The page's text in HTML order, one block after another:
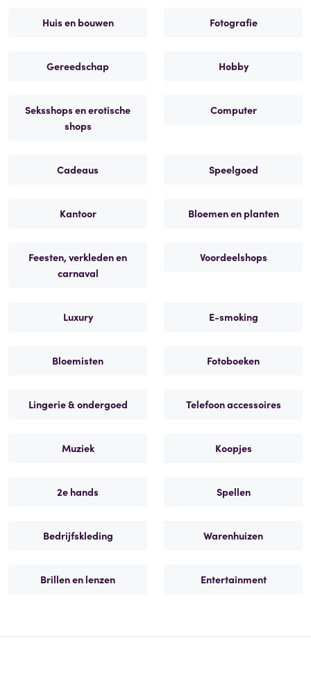
Huis en bouwen Fotografie
Gereedschap Hobby
Seksshops en erotische
shops
Computer
Cadeaus Speelgoed
Kantoor Bloemen en planten
Feesten, verkleden en
carnaval
Voordeelshops
Luxury E-smoking
Bloemisten Fotoboeken
Lingerie & ondergoed Telefoon accessoires
Muziek Koopjes
2e hands Spellen
Bedrijfskleding Warenhuizen
Brillen en lenzen Entertainment